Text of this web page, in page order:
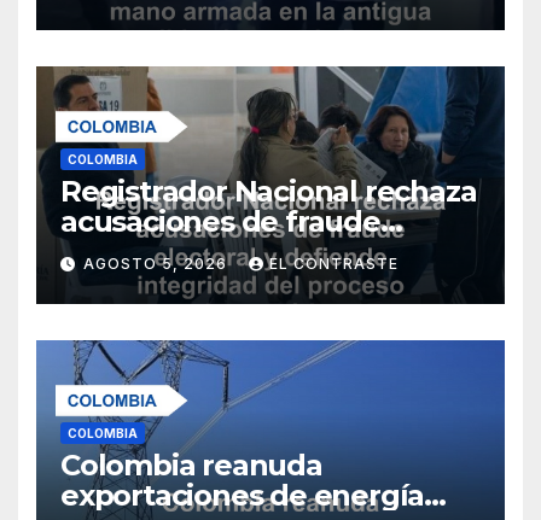
COLOMBIA
Registrador Nacional rechaza
acusaciones de fraude
electoral y defiende
integridad del proceso
democrático
AGOSTO 5, 2026 EL CONTRASTE
COLOMBIA
Colombia reanuda
exportaciones de energía